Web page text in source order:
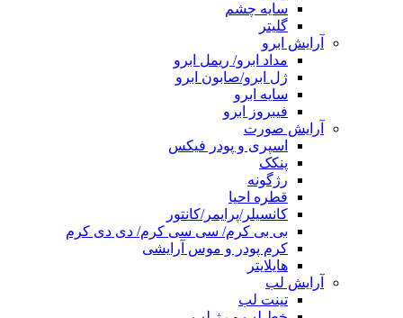
سایه چشم
گلیتر
آرایش ابرو
مداد ابرو/ ریمل ابرو
ژل ابرو/صابون ابرو
سایه ابرو
فیبروز ابرو
آرایش صورت
اسپری و پودر فیکس
پنکک
رژگونه
قطره احیا
کانسیلر/پرایمر/کانتور
بی بی کرم/ سی سی کرم/ دی دی کرم
کرم پودر و موس آرایشی
هایلایتر
آرایش لب
تینت لب